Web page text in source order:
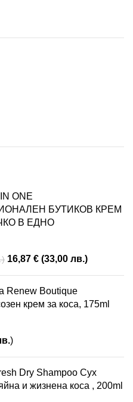
ONE
БУТИКОВ КРЕМ
В ЕДНО
) 16,87 € (33,00 лв.)
Renew Boutique
крем за коса, 175ml
)
Dry Shampoo Сух
и жизнена коса , 200ml